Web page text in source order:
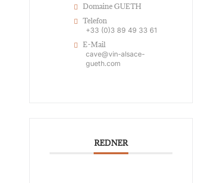
Domaine GUETH
Telefon
+33 (0)3 89 49 33 61
E-Mail
cave@vin-alsace-
gueth.com
REDNER